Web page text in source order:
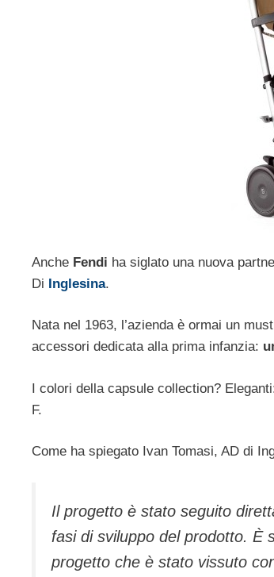
Anche Fendi ha siglato una nuova
Di Inglesina.
Nata nel 1963, l’azienda è ormai un
accessori dedicata alla prima infanzia:
I colori della capsule collection?
F.
Come ha spiegato Ivan Tomasi, AD di
Il progetto è stato seguito
fasi di sviluppo del prodotto. È
progetto che è stato vissuto